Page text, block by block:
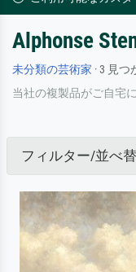
Alphonse
未分類の芸術家 · 3 見
当社の複製品がご自宅
フィルター/並べ替